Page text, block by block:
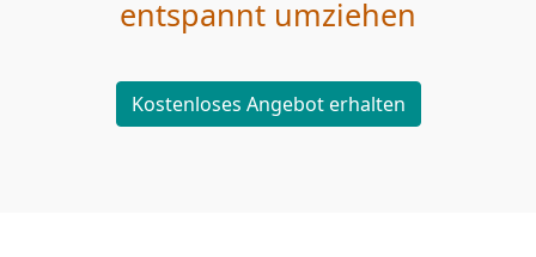
entspannt umziehen
Kostenloses Angebot erhalten